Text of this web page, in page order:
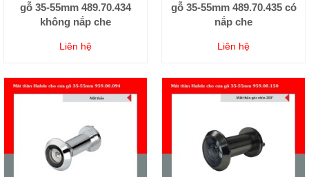
gỗ 35-55mm 489.70.434
không nắp che
Liên hệ
gỗ 35-55mm 489.70.435 có
nắp che
Liên hệ